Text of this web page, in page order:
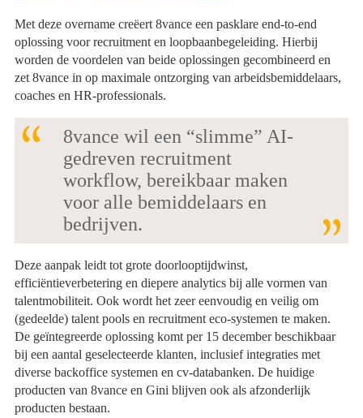
Met deze overname creëert 8vance een pasklare end-to-end
oplossing voor recruitment en loopbaanbegeleiding. Hierbij
worden de voordelen van beide oplossingen gecombineerd en
zet 8vance in op maximale ontzorging van arbeidsbemiddelaars,
coaches en HR-professionals.
8vance wil een “slimme” AI-
gedreven recruitment
workflow, bereikbaar maken
voor alle bemiddelaars en
bedrijven.
Deze aanpak leidt tot grote doorlooptijdwinst,
efficiëntieverbetering en diepere analytics bij alle vormen van
talentmobiliteit. Ook wordt het zeer eenvoudig en veilig om
(gedeelde) talent pools en recruitment eco-systemen te maken.
De geïntegreerde oplossing komt per 15 december beschikbaar
bij een aantal geselecteerde klanten, inclusief integraties met
diverse backoffice systemen en cv-databanken. De huidige
producten van 8vance en Gini blijven ook als afzonderlijk
producten bestaan.